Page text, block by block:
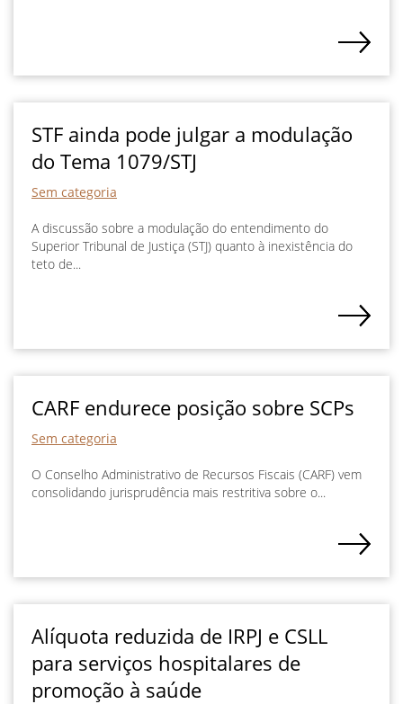
STF ainda pode julgar a modulação
do Tema 1079/STJ
Sem categoria
A discussão sobre a modulação do entendimento do
Superior Tribunal de Justiça (STJ) quanto à inexistência do
teto de...
CARF endurece posição sobre SCPs
Sem categoria
O Conselho Administrativo de Recursos Fiscais (CARF) vem
consolidando jurisprudência mais restritiva sobre o...
Alíquota reduzida de IRPJ e CSLL
para serviços hospitalares de
promoção à saúde